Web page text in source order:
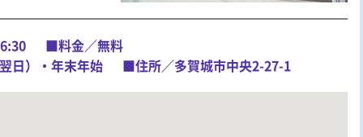
■料金／無料
日）・年末年始
■住所／多賀城市中央2-27-1